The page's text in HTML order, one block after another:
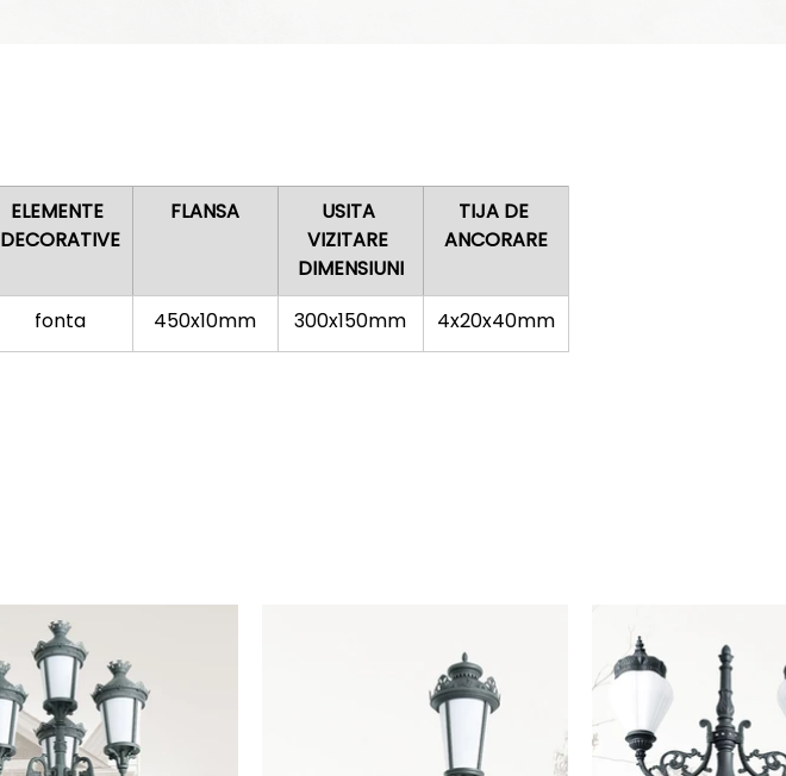
ELEMENTE
DECORATIVE
FLANSA
USITA
VIZITARE
DIMENSIUNI
TIJA DE
ANCORARE
fonta 450x10mm 300x150mm 4x20x40mm